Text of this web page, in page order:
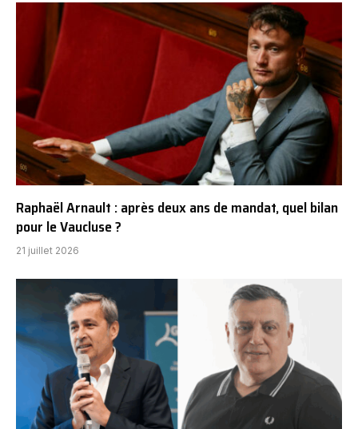
Raphaël Arnault : après deux ans de mandat, quel bilan
pour le Vaucluse ?
21 juillet 2026